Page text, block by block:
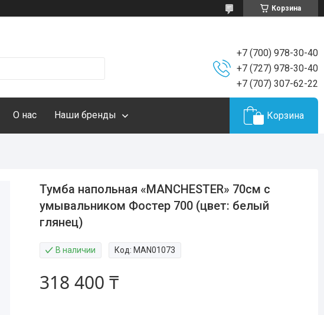
Корзина
+7 (700) 978-30-40
+7 (727) 978-30-40
+7 (707) 307-62-22
О нас Наши бренды Корзина
Тумба напольная «MANCHESTER» 70см с
умывальником Фостер 700 (цвет: белый
глянец)
В наличии Код: MAN01073
318 400 ₸